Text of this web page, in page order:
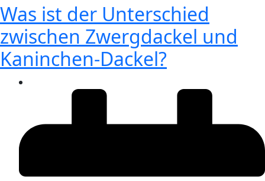
Was ist der Unterschied
zwischen Zwergdackel und
Kaninchen-Dackel?